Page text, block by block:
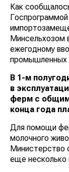
Как
Минсельхозом
ежегодному
промышленных
В 1-м
в
ферм с общим
конца года
Для помощи
молочного
Министерство
еще несколько